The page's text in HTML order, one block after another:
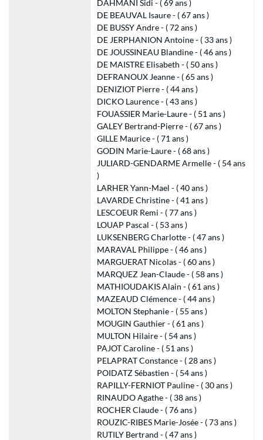
DAHMANI Sidi - ( 69 ans )
DE BEAUVAL Isaure - ( 67 ans )
DE BUSSY Andre - ( 72 ans )
DE JERPHANION Antoine - ( 33 ans )
DE JOUSSINEAU Blandine - ( 46 ans )
DE MAISTRE Elisabeth - ( 50 ans )
DEFRANOUX Jeanne - ( 65 ans )
DENIZIOT Pierre - ( 44 ans )
DICKO Laurence - ( 43 ans )
FOUASSIER Marie-Laure - ( 51 ans )
GALEY Bertrand-Pierre - ( 67 ans )
GILLE Maurice - ( 71 ans )
GODIN Marie-Laure - ( 68 ans )
JULIARD-GENDARME Armelle - ( 54 ans
)
LARHER Yann-Mael - ( 40 ans )
LAVARDE Christine - ( 41 ans )
LESCOEUR Remi - ( 77 ans )
LOUAP Pascal - ( 53 ans )
LUKSENBERG Charlotte - ( 47 ans )
MARAVAL Philippe - ( 46 ans )
MARGUERAT Nicolas - ( 60 ans )
MARQUEZ Jean-Claude - ( 58 ans )
MATHIOUDAKIS Alain - ( 61 ans )
MAZEAUD Clémence - ( 44 ans )
MOLTON Stephanie - ( 55 ans )
MOUGIN Gauthier - ( 61 ans )
MULTON Hilaire - ( 54 ans )
PAJOT Caroline - ( 51 ans )
PELAPRAT Constance - ( 28 ans )
POIDATZ Sébastien - ( 54 ans )
RAPILLY-FERNIOT Pauline - ( 30 ans )
RINAUDO Agathe - ( 38 ans )
ROCHER Claude - ( 76 ans )
ROUZIC-RIBES Marie-Josée - ( 73 ans )
RUTILY Bertrand - ( 47 ans )